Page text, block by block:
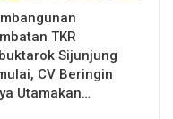
TKR
Sijunjung
CV Beringin
Utamakan…